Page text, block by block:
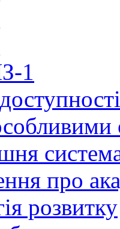
1
про
розвитку